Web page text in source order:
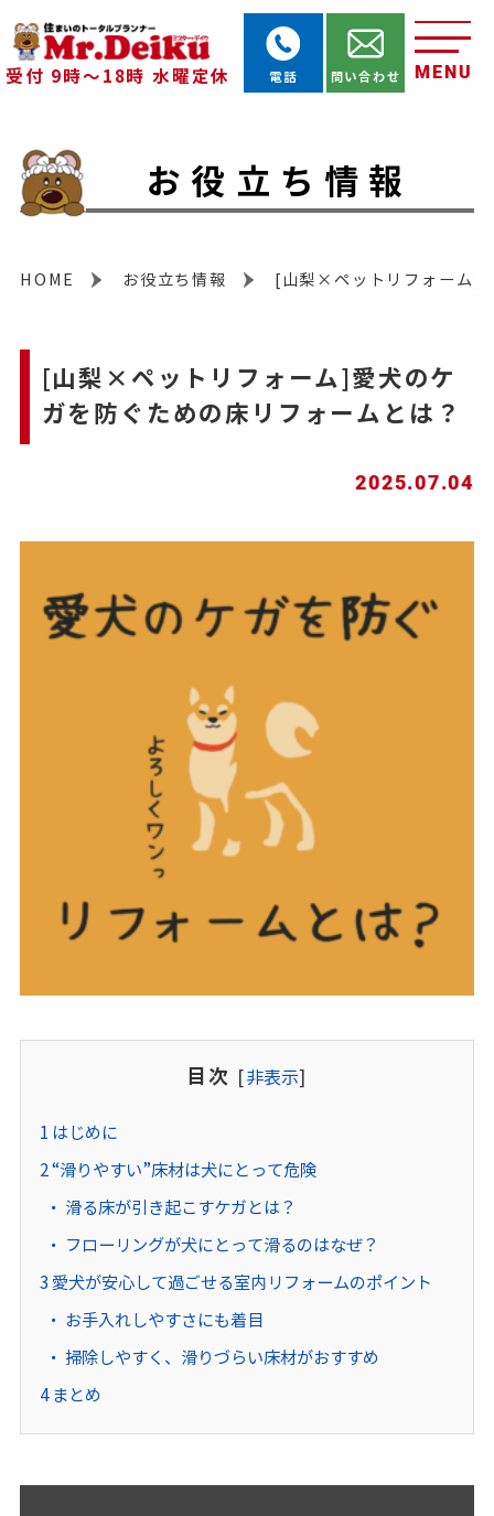
受付 9時～18時 水曜定休 MENU
電話 問い合わせ
お役立ち情報
HOME お役立ち情報 [山梨×ペットリフォーム]
[山梨×ペットリフォーム]愛犬のケ
ガを防ぐための床リフォームとは？
2025.07.04
目次 [非表示]
1 はじめに
2“滑りやすい”床材は犬にとって危険
滑る床が引き起こすケガとは？
フローリングが犬にとって滑るのはなぜ？
3 愛犬が安心して過ごせる室内リフォームのポイント
お手入れしやすさにも着目
掃除しやすく、滑りづらい床材がおすすめ
4まとめ